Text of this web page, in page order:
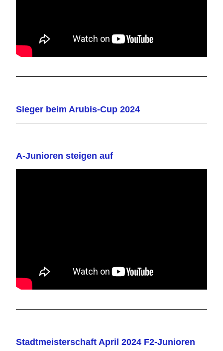
Sieger beim Arubis-Cup 2024
A-Junioren steigen auf
Stadtmeisterschaft April 2024 F2-Junioren